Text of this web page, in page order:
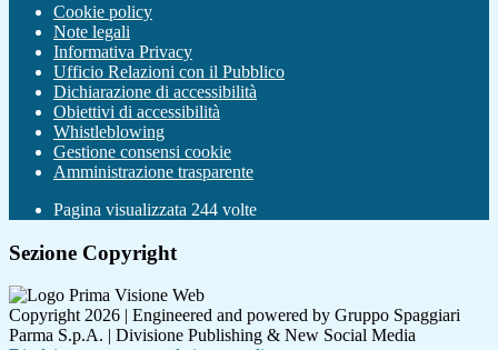
Cookie policy
Note legali
Informativa Privacy
Ufficio Relazioni con il Pubblico
Dichiarazione di accessibilità
Obiettivi di accessibilità
Whistleblowing
Gestione consensi cookie
Amministrazione trasparente
Pagina visualizzata 244 volte
Sezione Copyright
Copyright 2026 | Engineered and powered by Gruppo Spaggiari
Parma S.p.A. | Divisione Publishing & New Social Media